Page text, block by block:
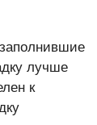
лучше
к